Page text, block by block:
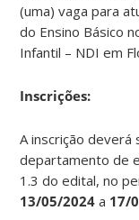
(uma) vaga para
do Ensino Básico
Infantil – NDI em
Inscrições:
A inscrição deverá
departamento de
1.3 do edital, no
13/05/2024 a 17/